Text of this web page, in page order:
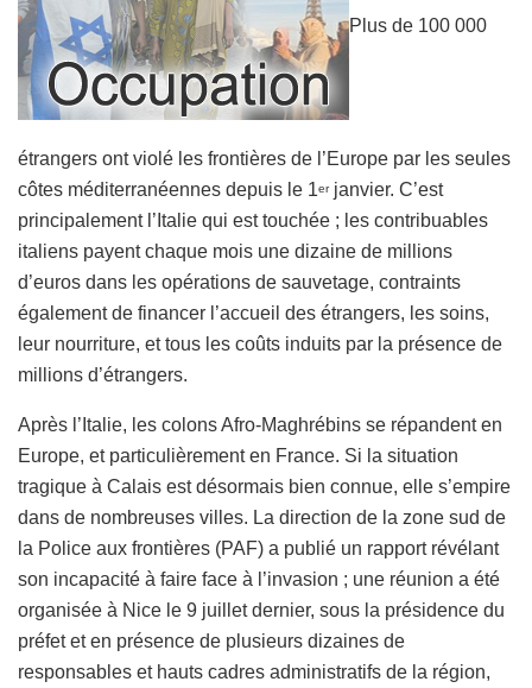
Plus de 100 000
étrangers ont violé les frontières de l’Europe par les seules
côtes méditerranéennes depuis le 1erjanvier. C’est
principalement l’Italie qui est touchée ; les contribuables
italiens payent chaque mois une dizaine de millions
d’euros dans les opérations de sauvetage, contraints
également de financer l’accueil des étrangers, les soins,
leur nourriture, et tous les coûts induits par la présence de
millions d’étrangers.
Après l’Italie, les colons Afro-Maghrébins se répandent en
Europe, et particulièrement en France. Si la situation
tragique à Calais est désormais bien connue, elle s’empire
dans de nombreuses villes. La direction de la zone sud de
la Police aux frontières (PAF) a publié un rapport révélant
son incapacité à faire face à l’invasion ; une réunion a été
organisée à Nice le 9 juillet dernier, sous la présidence du
préfet et en présence de plusieurs dizaines de
responsables et hauts cadres administratifs de la région,